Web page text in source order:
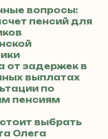
вопросы:
пенсий для
от задержек в
выплатах
по
пенсиям
выбрать
Олега